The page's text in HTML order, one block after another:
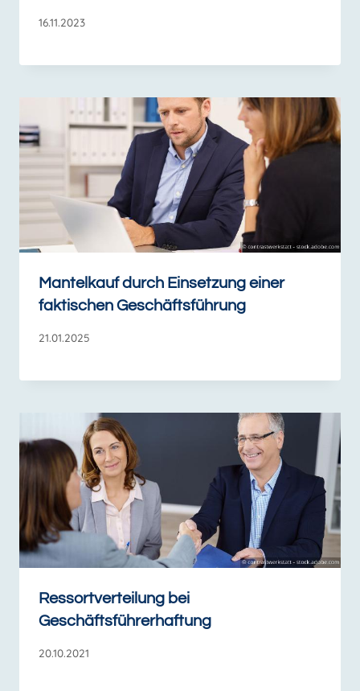
16.11.2023
Mantelkauf durch Einsetzung einer
faktischen Geschäftsführung
21.01.2025
Ressortverteilung bei
Geschäftsführerhaftung
20.10.2021